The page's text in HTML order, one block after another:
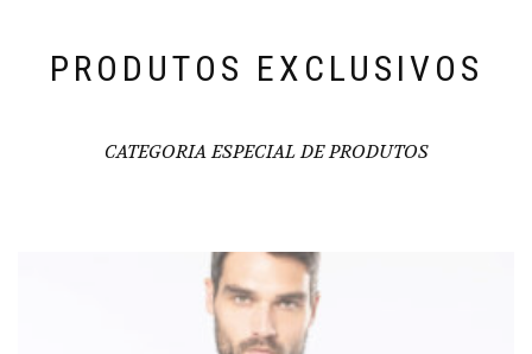
PRODUTOS EXCLUSIVOS
CATEGORIA ESPECIAL DE PRODUTOS